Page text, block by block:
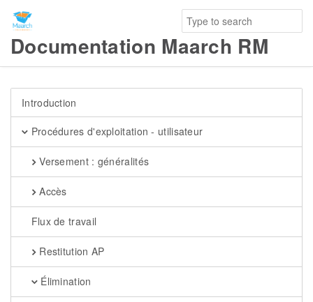
Documentation Maarch RM
Introduction
Procédures d'exploitation - utilisateur
Versement : généralités
Accès
Flux de travail
Restitution AP
Élimination